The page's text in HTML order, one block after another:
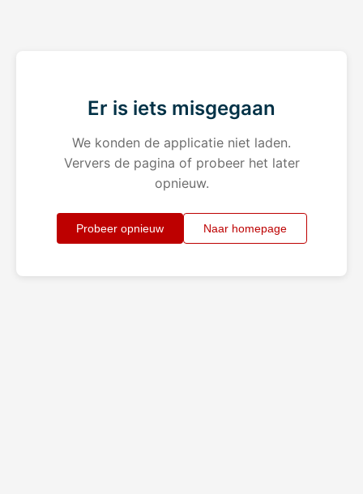
Er is iets misgegaan
We konden de applicatie niet laden.
Ververs de pagina of probeer het later
opnieuw.
Probeer opnieuw Naar homepage